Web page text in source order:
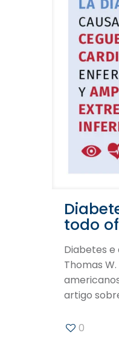
todo
Diabetes
Thomas
artigo
0